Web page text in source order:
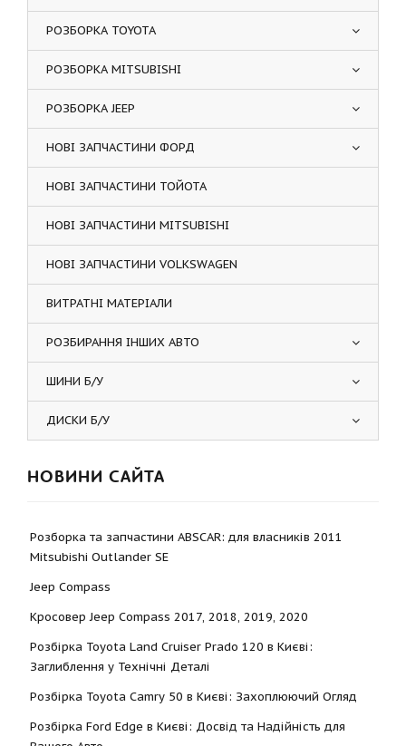
РОЗБОРКА TOYOTA
РОЗБОРКА MITSUBISHI
РОЗБОРКА JEEP
НОВІ ЗАПЧАСТИНИ ФОРД
НОВІ ЗАПЧАСТИНИ ТОЙОТА
НОВІ ЗАПЧАСТИНИ MITSUBISHI
НОВІ ЗАПЧАСТИНИ VOLKSWAGEN
ВИТРАТНІ МАТЕРІАЛИ
РОЗБИРАННЯ ІНШИХ АВТО
ШИНИ Б/У
ДИСКИ Б/У
НОВИНИ САЙТА
Розборка та запчастини ABSCAR: для власників 2011
Mitsubishi Outlander SE
Jeep Compass
Кросовер Jeep Compass 2017, 2018, 2019, 2020
Розбірка Toyota Land Cruiser Prado 120 в Києві:
Заглиблення у Технічні Деталі
Розбірка Toyota Camry 50 в Києві: Захоплюючий Огляд
Розбірка Ford Edge в Києві: Досвід та Надійність для